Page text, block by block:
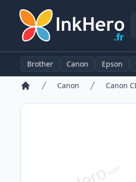
Brother Canon Epson
Canon